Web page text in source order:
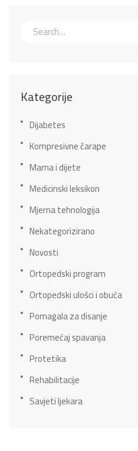
Kategorije
Dijabetes
Kompresivne čarape
Mama i dijete
Medicinski leksikon
Mjerna tehnologija
Nekategorizirano
Novosti
Ortopedski program
Ortopedski ulošci i obuća
Pomagala za disanje
Poremećaj spavanja
Protetika
Rehabilitacije
Savjeti ljekara